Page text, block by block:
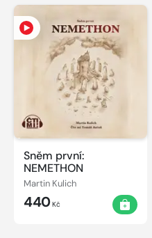
Sněm první:
NEMETHON
Martin Kulich
440Kč